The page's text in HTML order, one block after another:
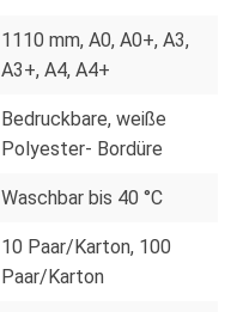
1110 mm, A0, A0+, A3,
A3+, A4, A4+
Bedruckbare, weiße
Polyester- Bordüre
Waschbar bis 40 °C
10 Paar/Karton, 100
Paar/Karton